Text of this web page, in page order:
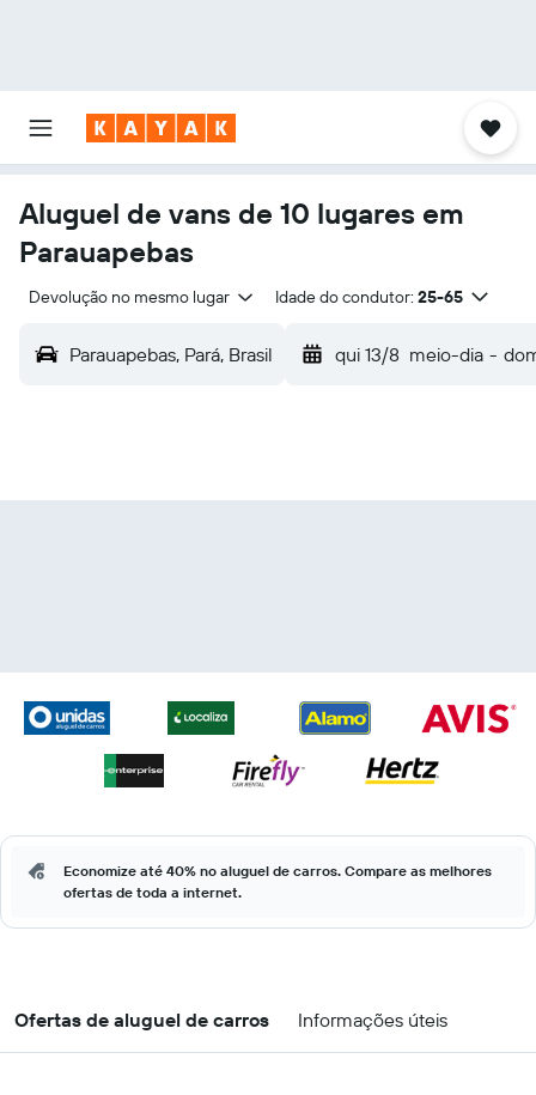
Aluguel de vans de 10 lugares em
Parauapebas
Devolução no mesmo lugar Idade do condutor: 25-65
Parauapebas, Pará, Brasil qui 13/8 meio-dia -
Economize até 40% no aluguel de carros. Compare as melhores
ofertas de toda a internet.
Ofertas de aluguel de carros Informações úteis